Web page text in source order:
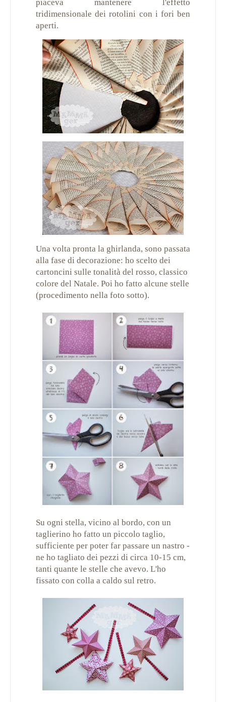
piaceva mantenere l'effetto
tridimensionale dei rotolini con i fori ben
aperti.
Una volta pronta la ghirlanda, sono passata
alla fase di decorazione: ho scelto dei
cartoncini sulle tonalità del rosso, classico
colore del Natale. Poi ho fatto alcune stelle
(procedimento nella foto sotto).
Su ogni stella, vicino al bordo, con un
taglierino ho fatto un piccolo taglio,
sufficiente per poter far passare un nastro -
ne ho tagliato dei pezzi di circa 10-15 cm,
tanti quante le stelle che avevo. L'ho
fissato con colla a caldo sul retro.